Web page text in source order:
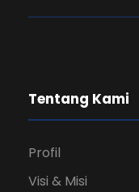
Tentang Kami
Profil
Visi & Misi